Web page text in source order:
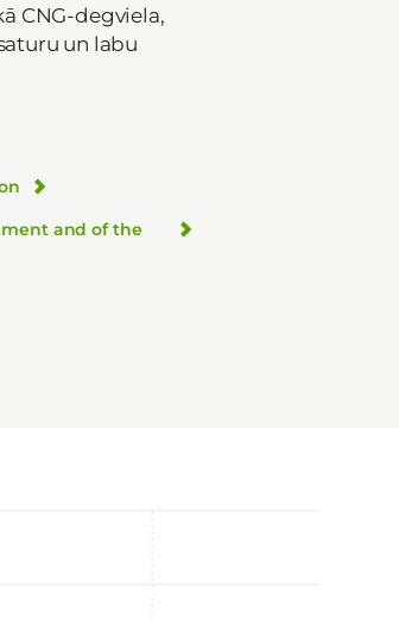
CNG-degviela,
un labu
and of the